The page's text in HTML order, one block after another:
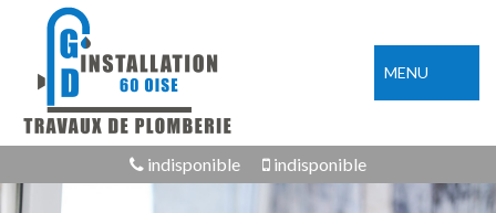
MENU
indisponible indisponible